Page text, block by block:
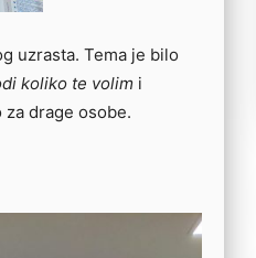
uzrasta. Tema je bilo
koliko te volim i
drage osobe.